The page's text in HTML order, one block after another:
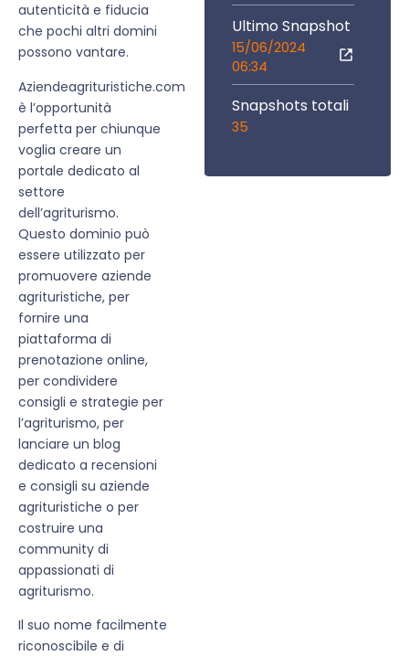
autenticità e fiducia
che pochi altri domini
possono vantare.
Aziendeagrituristiche.com
è l’opportunità
perfetta per chiunque
voglia creare un
portale dedicato al
settore
dell’agriturismo.
Questo dominio può
essere utilizzato per
promuovere aziende
agrituristiche, per
fornire una
piattaforma di
prenotazione online,
per condividere
consigli e strategie per
l’agriturismo, per
lanciare un blog
dedicato a recensioni
e consigli su aziende
agrituristiche o per
costruire una
community di
appassionati di
agriturismo.
Il suo nome facilmente
riconoscibile e di
Ultimo Snapshot
15/06/2024
06:34
Snapshots totali
35